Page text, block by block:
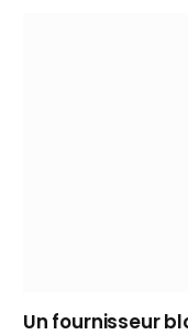
Un fournisseur